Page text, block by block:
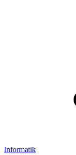
Informatik